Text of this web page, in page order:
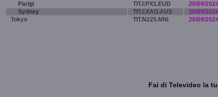
Parigi
TIT.I:PX1.EUD
20/09/
Sydney
TIT.I:XAO.AUS
20/09/
Tokyo
TIT.N225.NNI 20/09/
Fai di Televideo la